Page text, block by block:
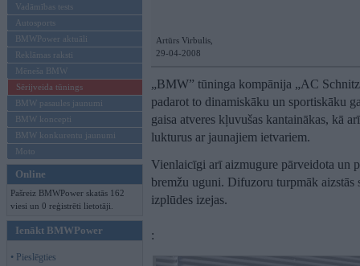
Vadāmības tests
Autosports
BMWPower aktuāli
Reklāmas raksti
Mēneša BMW
Sērijveida tūnings
BMW pasaules jaunumi
BMW koncepti
BMW konkurentu jaunumi
Moto
Online
Pašreiz BMWPower skatās 162
viesi un 0 reģistrēti lietotāji.
Ienākt BMWPower
• Pieslēgties
Artūrs Virbulis,
29-04-2008
„BMW” tūninga kompānija „AC
padarot to dinamiskāku un sportiskāku
gaisa atveres kļuvušas kantainākas, kā
lukturus ar jaunajiem ietvariem.
Vienlaicīgi arī aizmugure pārveidota un
bremžu uguni. Difuzoru turpmāk aizstās
izplūdes izejas.
: